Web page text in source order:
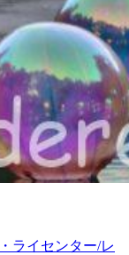
ライセンター/レ